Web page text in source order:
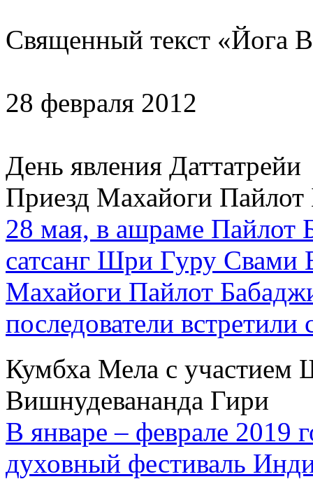
Священный текст «Йога
28 февраля 2012
День явления Даттатрейи
Приезд Махайоги
28 мая, в ашраме Пайлот
сатсанг Шри Гуру Свами
Махайоги Пайлот
последователи
Кумбха Мела с
Вишнудевананда Гири
В январе – феврале 2019
духовный фестиваль